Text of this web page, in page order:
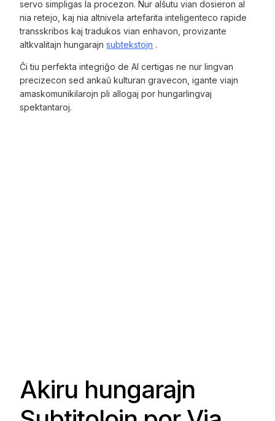
servo simpligas la procezon. Nur alŝutu vian dosieron al
nia retejo, kaj nia altnivela artefarita inteligenteco rapide
transskribos kaj tradukos vian enhavon, provizante
altkvalitajn hungarajnsubtekstojn .
Ĉi tiu perfekta integriĝo de AI certigas ne nur lingvan
precizecon sed ankaŭ kulturan gravecon, igante viajn
amaskomunikilarojn pli allogaj por hungarlingvaj
spektantaroj.
Akiru hungarajn